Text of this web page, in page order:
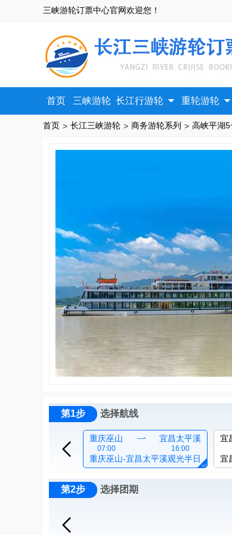
三峡游轮订票中心官网欢迎您！
首页 三峡游轮 长江行游轮  重轮游轮 
首页 > 长江三峡游轮 > 商务游轮系列 > 高峡平湖
第1步 选择航线

重庆巫山
07:00
 宜昌太平溪
16:00
重庆巫山-宜昌太平溪观光半日
宜
宜
第2步 选择团期
